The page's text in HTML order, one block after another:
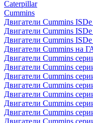
Caterpillar
Cummins
Двигатели Cummins
Двигатели Cummins
Двигатели Cummins
Двигатели Cummins на
Двигатели Cummins
Двигатели Cummins
Двигатели Cummins
Двигатели Cummins
Двигатели Cummins
Двигатели Cummins
Двигатели Cummins
Двигатели Cummins